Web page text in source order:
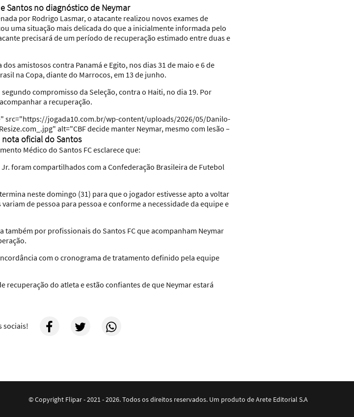
Santos no diagnóstico de Neymar
por Rodrigo Lasmar, o atacante realizou novos exames de
uma situação mais delicada do que a inicialmente informada pelo
precisará de um período de recuperação estimado entre duas e
amistosos contra Panamá e Egito, nos dias 31 de maio e 6 de
na Copa, diante do Marrocos, em 13 de junho.
compromisso da Seleção, contra o Haiti, no dia 19. Por
a recuperação.
src="https://jogada10.com.br/wp-content/uploads/2026/05/Danilo-
alt="CBF decide manter Neymar, mesmo com lesão –
nota oficial do Santos
Médico do Santos FC esclarece que:
foram compartilhados com a Confederação Brasileira de Futebol
neste domingo (31) para que o jogador estivesse apto a voltar
de pessoa para pessoa e conforme a necessidade da equipe e
por profissionais do Santos FC que acompanham Neymar
com o cronograma de tratamento definido pela equipe
recuperação do atleta e estão confiantes de que Neymar estará
sociais!
© Copyright Flipar - 2021 - 2026. Todos os direitos reservados. Um produto de Arete Editorial S.A